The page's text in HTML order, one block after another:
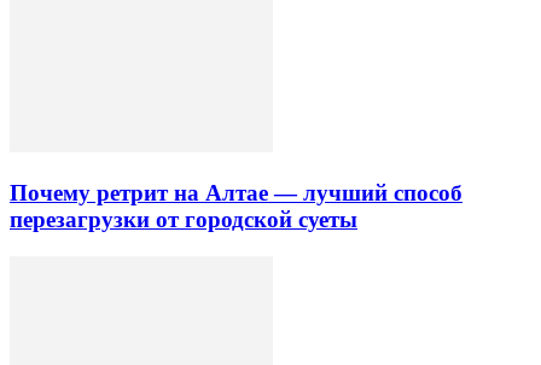
Почему ретрит на Алтае — лучший способ
перезагрузки от городской суеты